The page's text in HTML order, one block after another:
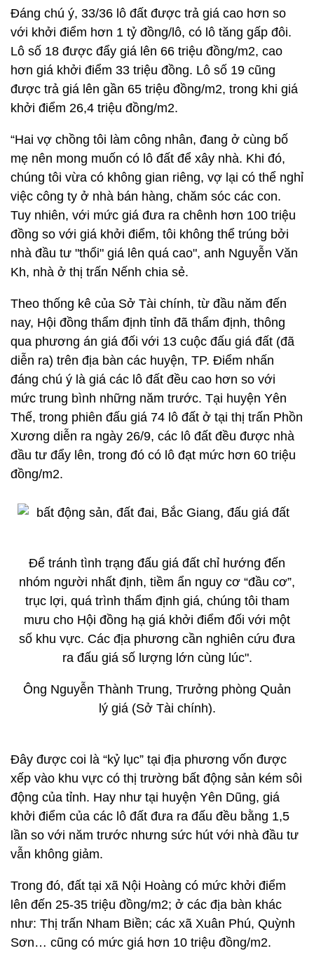
Đáng chú ý, 33/36 lô đất được trả giá cao hơn so
với khởi điểm hơn 1 tỷ đồng/lô, có lô tăng gấp đôi.
Lô số 18 được đẩy giá lên 66 triệu đồng/m2, cao
hơn giá khởi điểm 33 triệu đồng. Lô số 19 cũng
được trả giá lên gần 65 triệu đồng/m2, trong khi giá
khởi điểm 26,4 triệu đồng/m2.
“Hai vợ chồng tôi làm công nhân, đang ở cùng bố
mẹ nên mong muốn có lô đất để xây nhà. Khi đó,
chúng tôi vừa có không gian riêng, vợ lại có thể nghỉ
việc công ty ở nhà bán hàng, chăm sóc các con.
Tuy nhiên, với mức giá đưa ra chênh hơn 100 triệu
đồng so với giá khởi điểm, tôi không thể trúng bởi
nhà đầu tư "thổi" giá lên quá cao", anh Nguyễn Văn
Kh, nhà ở thị trấn Nếnh chia sẻ.
Theo thống kê của Sở Tài chính, từ đầu năm đến
nay, Hội đồng thẩm định tỉnh đã thẩm định, thông
qua phương án giá đối với 13 cuộc đấu giá đất (đã
diễn ra) trên địa bàn các huyện, TP. Điểm nhấn
đáng chú ý là giá các lô đất đều cao hơn so với
mức trung bình những năm trước. Tại huyện Yên
Thế, trong phiên đấu giá 74 lô đất ở tại thị trấn Phồn
Xương diễn ra ngày 26/9, các lô đất đều được nhà
đầu tư đẩy lên, trong đó có lô đạt mức hơn 60 triệu
đồng/m2.
Để tránh tình trạng đấu giá đất chỉ hướng đến
nhóm người nhất định, tiềm ẩn nguy cơ “đầu cơ”,
trục lợi, quá trình thẩm định giá, chúng tôi tham
mưu cho Hội đồng hạ giá khởi điểm đối với một
số khu vực. Các địa phương cần nghiên cứu đưa
ra đấu giá số lượng lớn cùng lúc".
Ông Nguyễn Thành Trung, Trưởng phòng Quản
lý giá (Sở Tài chính).
Đây được coi là “kỷ lục” tại địa phương vốn được
xếp vào khu vực có thị trường bất động sản kém sôi
động của tỉnh. Hay như tại huyện Yên Dũng, giá
khởi điểm của các lô đất đưa ra đấu đều bằng 1,5
lần so với năm trước nhưng sức hút với nhà đầu tư
vẫn không giảm.
Trong đó, đất tại xã Nội Hoàng có mức khởi điểm
lên đến 25-35 triệu đồng/m2; ở các địa bàn khác
như: Thị trấn Nham Biền; các xã Xuân Phú, Quỳnh
Sơn… cũng có mức giá hơn 10 triệu đồng/m2.